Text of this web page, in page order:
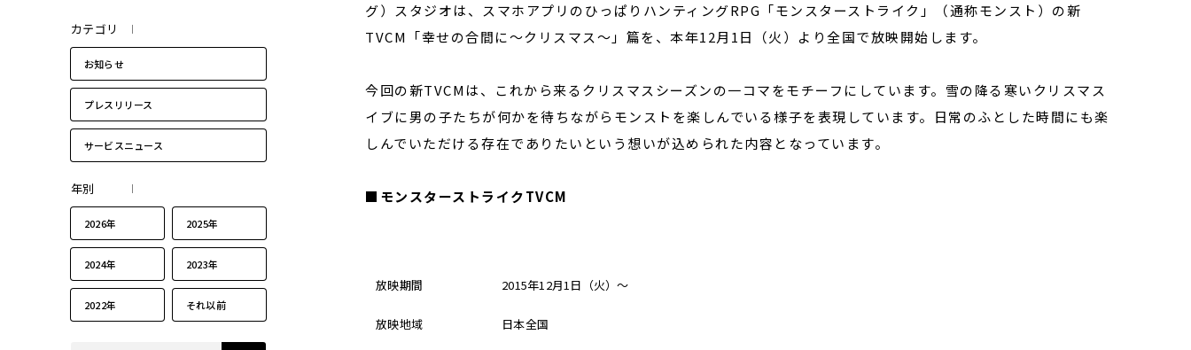
カテゴリ
お知らせ
プレスリリース
サービスニュース
年別
2026年 2025年
2024年 2023年
2022年 それ以前
グ）スタジオは、スマホアプリのひっぱりハンティングRPG「モンスターストライク」（通称モンスト）の新
TVCM「幸せの合間に〜クリスマス〜」篇を、本年12月1日（火）より全国で放映開始します。
今回の新TVCMは、これから来るクリスマスシーズンの一コマをモチーフにしています。雪の降る寒いクリスマス
イブに男の子たちが何かを待ちながらモンストを楽しんでいる様子を表現しています。日常のふとした時間にも楽
しんでいただける存在でありたいという想いが込められた内容となっています。
■モンスターストライクTVCM
放映期間 2015年12月1日（火）～
放映地域 日本全国